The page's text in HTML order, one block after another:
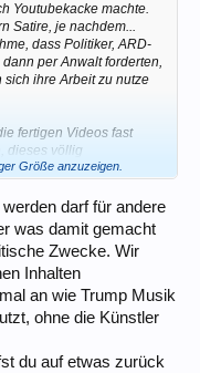
Youtubekacke machte.
Satire, je nachdem...
dass Politiker, ARD-
per Anwalt forderten,
ihre Arbeit zu nutze
fertigen Videos fast
dieses völlig
24 des
sich aber kein
wurden die Videos dann
Kollegen. Der
anderer Leute Arbeit
sowieso nichts -,
nicht lustig fanden und
Größe anzuzeigen.
darf für andere
was damit gemacht
Zwecke. Wir
Inhalten
an wie Trump Musik
ohne die Künstler
du auf etwas zurück